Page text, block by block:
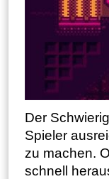
Der
Spieler
zu machen.
schnell